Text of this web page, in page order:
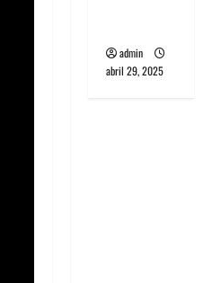
admin
abril 29, 2025